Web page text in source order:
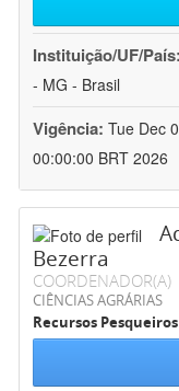
Instituição/UF/País:
- MG - Brasil
Vigência: Tue Dec
00:00:00 BRT 2026
Bezerra
COORDENADOR(A)
CIÊNCIAS AGRÁRIAS
Recursos